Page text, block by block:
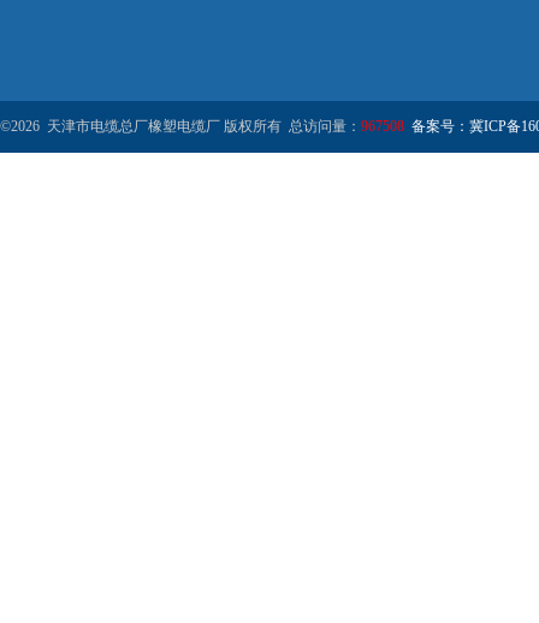
©2026 天津市电缆总厂橡塑电缆厂 版权所有 总访问量： 967508 备案号：冀ICP备